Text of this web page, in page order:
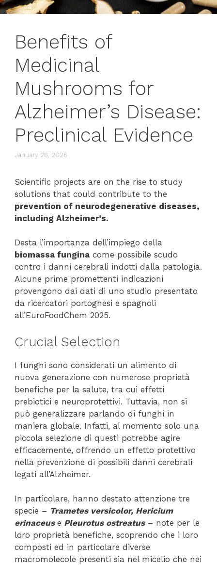
Benefits of
Medicinal
Mushrooms for
Alzheimer’s Disease:
Preclinical Evidence
January 28, 2026
Scientific projects are on the rise to study
solutions that could contribute to the
prevention of neurodegenerative diseases,
including Alzheimer’s.
Desta l’importanza dell’impiego della
biomassa fungina come possibile scudo
contro i danni cerebrali indotti dalla patologia.
Alcune prime promettenti indicazioni
provengono dai dati di uno studio presentato
da ricercatori portoghesi e spagnoli
all’EuroFoodChem 2025.
Crucial Selection
I funghi sono considerati un alimento di
nuova generazione con numerose proprietà
benefiche per la salute, tra cui effetti
prebiotici e neuroprotettivi. Tuttavia, non si
può generalizzare parlando di funghi in
maniera globale. Infatti, al momento solo una
piccola selezione di questi potrebbe agire
efficacemente, offrendo un effetto protettivo
nella prevenzione di possibili danni cerebrali
legati all’Alzheimer.
In particolare, hanno destato attenzione tre
specie – Trametes versicolor, Hericium
erinaceuse Pleurotus ostreatus– note per le
loro proprietà benefiche, scoprendo che i loro
composti ed in particolare diverse
macromolecole presenti sia nel micelio che nei